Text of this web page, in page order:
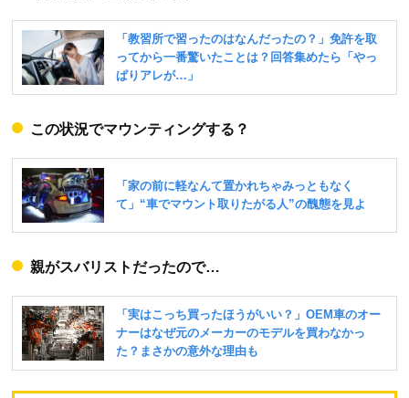
この状況でマウンティングする？
親がスバリストだったので…